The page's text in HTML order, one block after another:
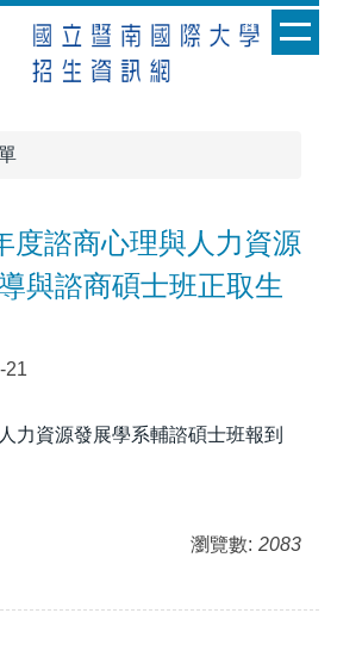
度諮商心理與人力資源
與諮商碩士班正取生
21
力資源發展學系輔諮碩士班報到
瀏覽數: 2083